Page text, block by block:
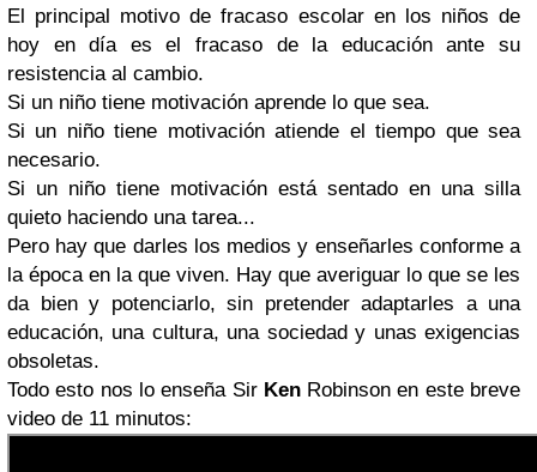
El principal motivo de fracaso escolar en los niños de
hoy en día es el fracaso de la educación ante su
resistencia al cambio.
Si un niño tiene motivación aprende lo que sea.
Si un niño tiene motivación atiende el tiempo que sea
necesario.
Si un niño tiene motivación está sentado en una silla
quieto haciendo una tarea...
Pero hay que darles los medios y enseñarles conforme a
la época en la que viven. Hay que averiguar lo que se les
da bien y potenciarlo, sin pretender adaptarles a una
educación, una cultura, una sociedad y unas exigencias
obsoletas.
Todo esto nos lo enseña Sir KenRobinson en este breve
video de 11 minutos: